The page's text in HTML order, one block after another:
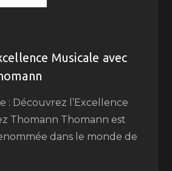
Musicale avec
: Découvrez l’Excellence
Thomann Thomann est
dans le monde de